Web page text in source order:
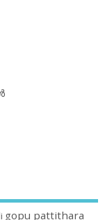
gopu pattithara